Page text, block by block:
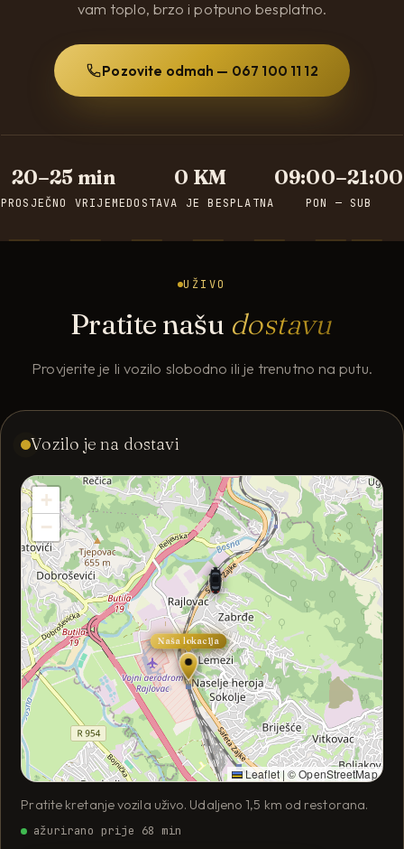
vam toplo, brzo i potpuno besplatno.
Pozovite odmah — 067 100 11 12
20–25 min
PROSJEČNO VRIJEME
0 KM
DOSTAVA JE BESPLATNA
09:00–21:00
PON — SUB
UŽIVO
Pratite našu dostavu
Provjerite je li vozilo slobodno ili je trenutno na putu.
Vozilo je na dostavi
Naša lokacija
+
−
Leaflet | © OpenStreetMap
Pratite kretanje vozila uživo. Udaljeno 1,5 km od restorana.
ažurirano prije 68 min